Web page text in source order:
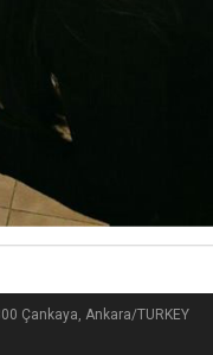
Çankaya, Ankara/TURKEY